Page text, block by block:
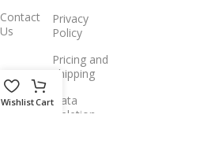
Contact
Us
Privacy
Policy
Pricing and
Shipping
Data
Deletion
WishlistCart